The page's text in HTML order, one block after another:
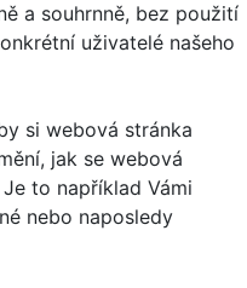
a souhrnně, bez použití
uživatelé našeho
si webová stránka
jak se webová
to například Vámi
nebo naposledy